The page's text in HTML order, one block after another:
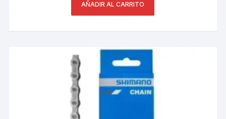
AÑADIR AL CARRITO